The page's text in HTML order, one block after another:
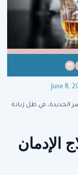
الجديدة، في ظل زيادة
الإدمان